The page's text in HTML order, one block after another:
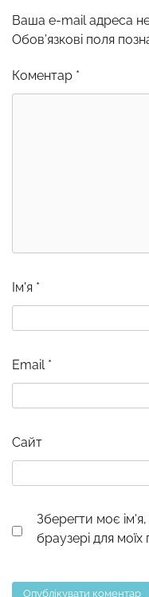
Ваша e-mail адреса
Обов’язкові поля
Коментар *
Ім'я *
Email *
Сайт
Зберегти моє
браузері для